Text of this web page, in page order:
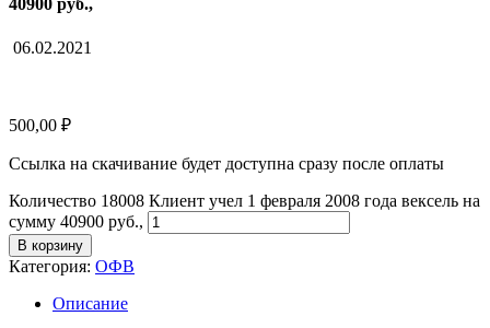
40900 руб.,
06.02.2021
500,00 ₽
Ссылка на скачивание будет доступна сразу после оплаты
Количество 18008 Клиент учел 1 февраля 2008 года вексель на
сумму 40900 руб.,
В корзину
Категория: ОФВ
Описание